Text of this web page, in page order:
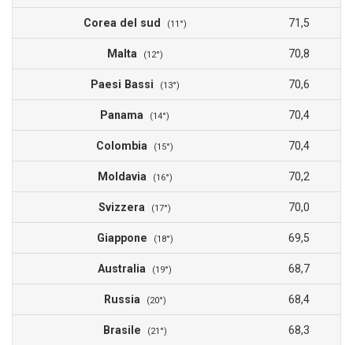
Corea del sud (11°) 71,5
Malta (12°) 70,8
Paesi Bassi (13°) 70,6
Panama (14°) 70,4
Colombia (15°) 70,4
Moldavia (16°) 70,2
Svizzera (17°) 70,0
Giappone (18°) 69,5
Australia (19°) 68,7
Russia (20°) 68,4
Brasile (21°) 68,3